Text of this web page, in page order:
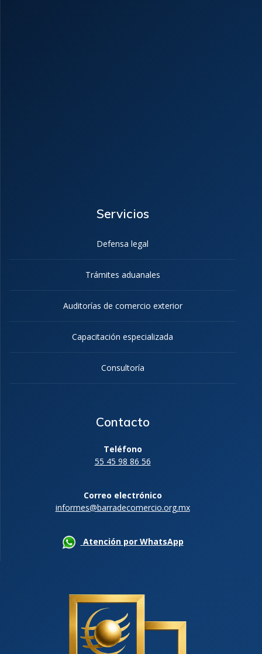
Servicios
Defensa legal
Trámites aduanales
Auditorías de comercio exterior
Capacitación especializada
Consultoría
Contacto
Teléfono
55 45 98 86 56
Correo electrónico
informes@barradecomercio.org.mx
Atención por WhatsApp